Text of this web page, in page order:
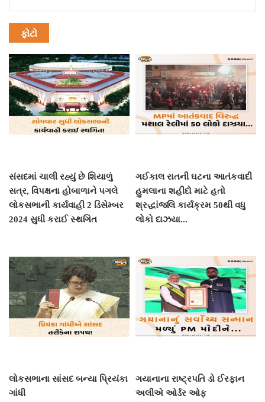
ફોટો
સંસદમાં ચાલી રહ્યું છે શિયાળું
સત્ર, વિપક્ષના હોબાળાને પગલે
લોકસભાની કાર્યવાહી 2 ડિસેમ્બર
2024 સુધી કરાઈ સ્થગિત
ગઈકાલ રાતની ઘટના આતંકવાદી
હુમલાના શહીદો માટે હતો
શ્રદ્ધાંજલિ કાર્યક્રમ 50થી વધુ
લોકો દાઝયા...
લોકસભાના સાંસદ બન્યા પ્રિયંકા
ગાંધી
ગયાનાના રાષ્ટ્રપતિ ડો ઈરફાન
અલીએ ઓર્ડર ઓફ